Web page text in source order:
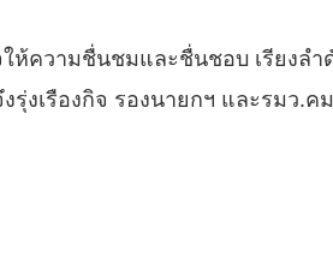
ห้ความชื่นชมและชื่นชอบ เรียงล
งรุ่งเรืองกิจ รองนายกฯ และรม